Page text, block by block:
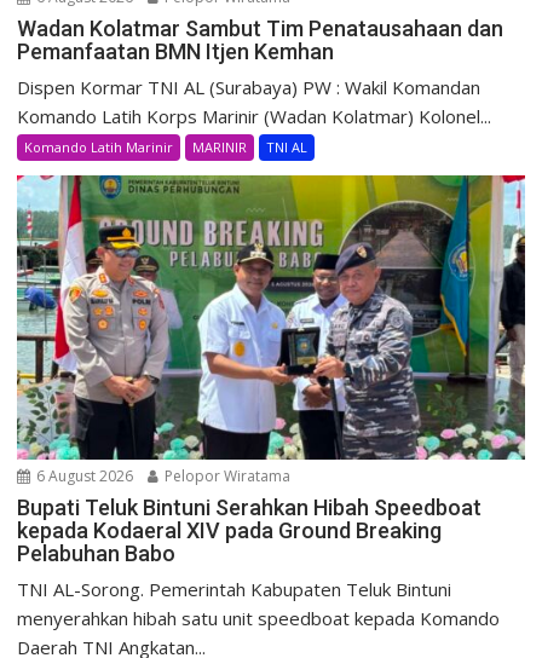
Wadan Kolatmar Sambut Tim Penatausahaan dan
Pemanfaatan BMN Itjen Kemhan
Dispen Kormar TNI AL (Surabaya) PW : Wakil Komandan
Komando Latih Korps Marinir (Wadan Kolatmar) Kolonel...
Komando Latih Marinir MARINIR TNI AL
6 August 2026 Pelopor Wiratama
Bupati Teluk Bintuni Serahkan Hibah Speedboat
kepada Kodaeral XIV pada Ground Breaking
Pelabuhan Babo
TNI AL-Sorong. Pemerintah Kabupaten Teluk Bintuni
menyerahkan hibah satu unit speedboat kepada Komando
Daerah TNI Angkatan...